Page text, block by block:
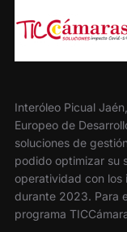
Interóleo Picual
Europeo de
soluciones de
podido optimizar su
operatividad con los
durante 2023. Para
programa